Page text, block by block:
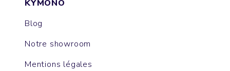
KYMONO
Blog
Notre showroom
Mentions légales